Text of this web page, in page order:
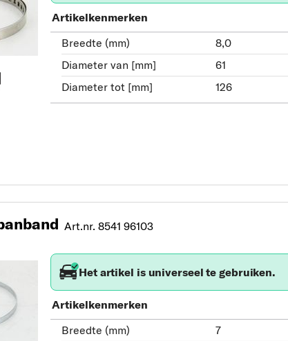
Artikelkenmerken
Breedte (mm)
8,0
Diameter van [mm]
61
Diameter tot [mm]
126
Art.nr. 8541 96103
Het artikel is universeel te gebruiken.
Artikelkenmerken
Breedte (mm)
7